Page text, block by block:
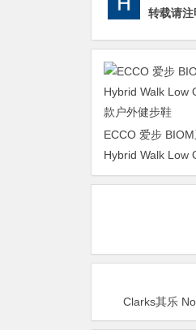
转载请注
ECCO 爱步
Hybrid Walk Low
款户外健步鞋
Clarks其乐